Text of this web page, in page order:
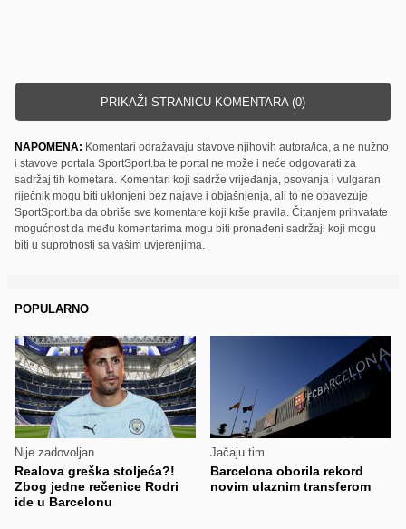
PRIKAŽI STRANICU KOMENTARA (0)
NAPOMENA: Komentari odražavaju stavove njihovih autora/ica, a ne nužno
i stavove portala SportSport.ba te portal ne može i neće odgovarati za
sadržaj tih kometara. Komentari koji sadrže vrijeđanja, psovanja i vulgaran
riječnik mogu biti uklonjeni bez najave i objašnjenja, ali to ne obavezuje
SportSport.ba da obriše sve komentare koji krše pravila. Čitanjem prihvatate
mogućnost da među komentarima mogu biti pronađeni sadržaji koji mogu
biti u suprotnosti sa vašim uvjerenjima.
POPULARNO
Nije zadovoljan
Realova greška stoljeća?!
Zbog jedne rečenice Rodri
ide u Barcelonu
Jačaju tim
Barcelona oborila rekord
novim ulaznim transferom